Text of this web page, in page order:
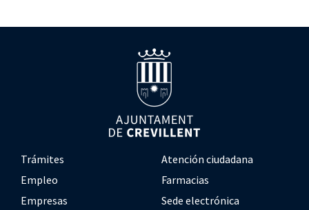
Trámites
Atención ciudadana
Empleo
Farmacias
Empresas
Sede electrónica